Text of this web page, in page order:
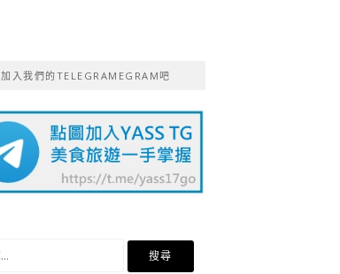
加入我們的TELEGRAMEGRAM吧